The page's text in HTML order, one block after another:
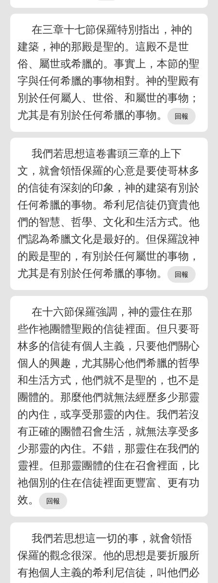
在三章十七節保羅特別指出，神的
建築，神的那殿是聖的。這殿不是世
俗、屬世或希臘的。事實上，本節的聖
字與任何希臘的事物相對。神的聖殿有
別於任何屬人、世俗、和屬世的事物；
尤其是有別於任何希臘的事物。
我們若思想這卷書頭三章的上下
文，就會領悟保羅的心意是要使哥林多
的信徒有深刻的印象，神的建築有別於
任何希臘的事物。希利尼信徒仍寶貴他
們的智慧、哲學、文化和生活方式。他
們認為希臘文化是最好的。但保羅說神
的殿是聖的，有別於任何屬世的事物，
尤其是有別於任何希臘的事物。
在十六節保羅強調，神的靈住在那
些作祂團體聖殿的信徒裡面。但只要哥
林多的信徒有個人主義，只要他們關心
個人的興趣，尤其關心他們希臘的哲學
和生活方式，他們就不是聖的，也不是
團體的。那麼他們就無法經歷多少那靈
的內住，或享受那靈的內住。我們若沒
有正確的團體召會生活，就無法享受多
少那靈的內住。不錯，那靈住在我們的
靈裡。但那靈團體的住在召會裡面，比
祂個別的住在信徒裡面更豐富、更有功
效。
我們若思想這一切的事，就會領悟
保羅的觀念很深。他的思想是要折服所
有抱個人主義的希利尼信徒，叫他們必